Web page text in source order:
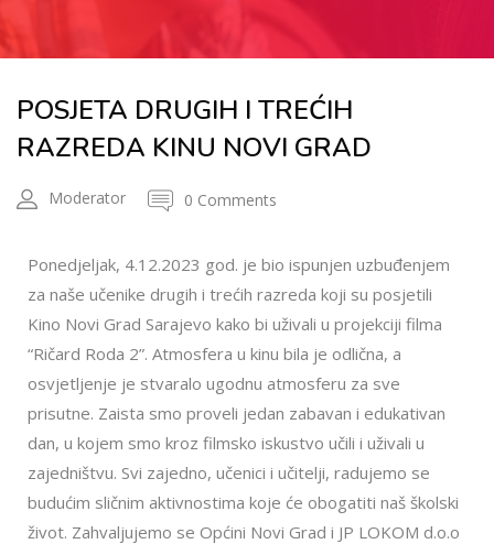
POSJETA DRUGIH I TREĆIH
RAZREDA KINU NOVI GRAD
Moderator 0 Comments
Ponedjeljak, 4.12.2023 god. je bio ispunjen uzbuđenjem
za naše učenike drugih i trećih razreda koji su posjetili
Kino Novi Grad Sarajevo kako bi uživali u projekciji filma
“Ričard Roda 2”. Atmosfera u kinu bila je odlična, a
osvjetljenje je stvaralo ugodnu atmosferu za sve
prisutne. Zaista smo proveli jedan zabavan i edukativan
dan, u kojem smo kroz filmsko iskustvo učili i uživali u
zajedništvu. Svi zajedno, učenici i učitelji, radujemo se
budućim sličnim aktivnostima koje će obogatiti naš školski
život. Zahvaljujemo se Općini Novi Grad i JP LOKOM d.o.o